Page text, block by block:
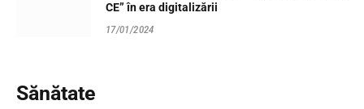
CE” în era digitalizării
17/01/2024
Sănătate